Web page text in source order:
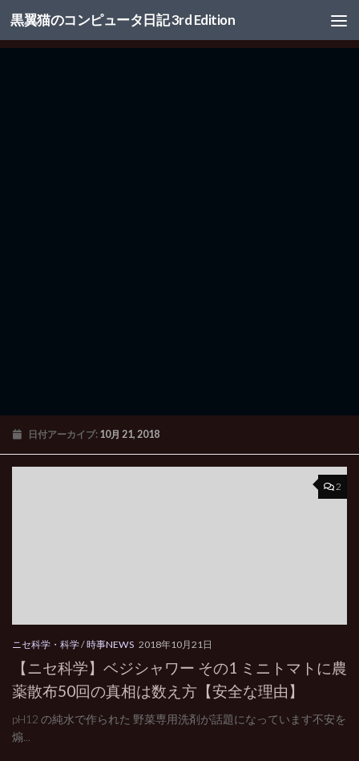
コンテンツへスキップ
黒翼猫のコンピュータ日記 3rd Edition
日付アーカイブ: 10月 21, 2018
2
ニセ科学・科学/時事NEWS 2018年10月21日
【ニセ科学】ベジシャワー その1 ミニトマトに農
薬散布50回の真相は数え方【安全な理由】
pH12 の純水で作られた 野菜専用洗剤が話題になっています不安を
煽...